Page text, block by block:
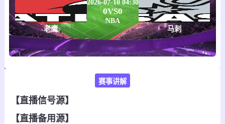
老鹰
2026-07-10 04:30
0VS0
NBA
马刺
赛事讲解
【直播信号源】
【直播备用源】